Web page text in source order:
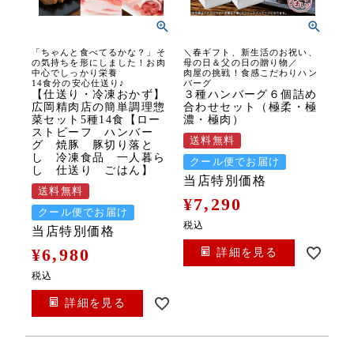
「ちゃんと食べてるかな？」そ
の気持ちを形にしました！お肉
中心でしっかり栄養
14食分の安心仕送り♪
【仕送り・冷凍おかず】
広岡精肉店の簡単調理惣
菜セット5種14食【ロー
ストビーフ ハンバー
グ 焼豚 豚切り落と
し 冷凍食品 一人暮ら
し 仕送り ごはん】
送料無料
クール便でお届け
当店特別価格
¥6,980
税込
詳細を見る
＼春ギフト、新生活のお祝い、
母の日＆父の日の贈り物／
肉屋の挑戦！食感こだわりハン
バーグ
３種ハンバーグ６個詰め
合わせセット（極柔・極
濃・極肉）
送料無料
クール便でお届け
当店特別価格
¥7,290
税込
詳細を見る